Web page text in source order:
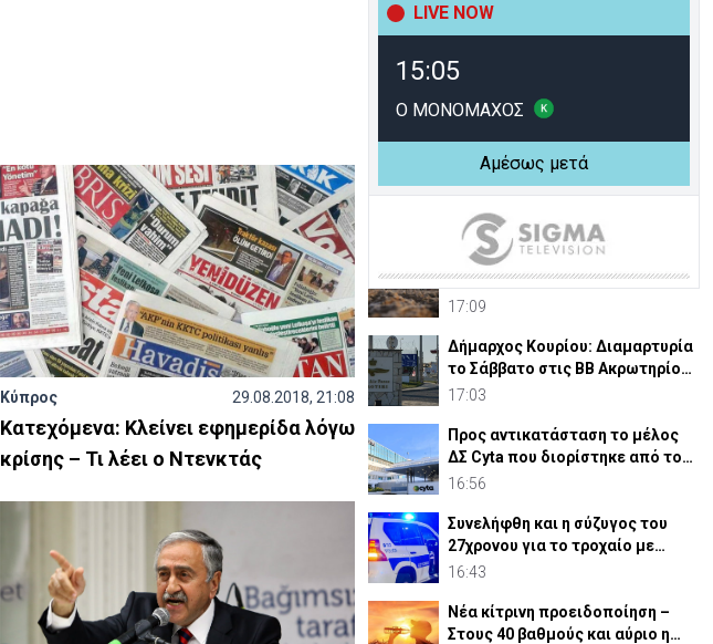
Κύπρος 29.08.2018, 21:08
Κατεχόμενα: Κλείνει εφημερίδα λόγω
κρίσης – Τι λέει ο Ντενκτάς
Μέκκας» δεν στοχεύει
συγκεκριμένο κράτος
17:19
Προωθείται σε κοινωνικούς
εταίρους το ν\σ για
Αναβλήθηκε για Σεπτέμβριο η
δίκη της Γερμανίδας για
σφετερισμό ε/κ περιουσιών
17:10
Αστυνομία: 119 επαναπατρισμοί
σε μία ημέρα – Στους 5.288 από
την αρχή του έτου
17:09
Δήμαρχος Κουρίου: Διαμαρτυρία
το Σάββατο στις ΒΒ Ακρωτηρίου
για νέες κεραίες
17:03
Προς αντικατάσταση το μέλος
ΔΣ Cyta που διορίστηκε από το
Υπουργικό
16:56
Συνελήφθη και η σύζυγος του
27χρονου για το τροχαίο με
σκούτερ
16:43
Νέα κίτρινη προειδοποίηση –
Στους 40 βαθμούς και αύριο η
LIVE NOW
15:05
Ο ΜΟΝΟΜΑΧΟΣ
Αμέσως μετά